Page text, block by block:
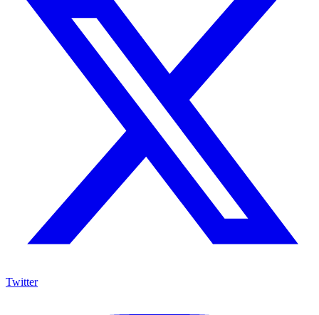
Twitter